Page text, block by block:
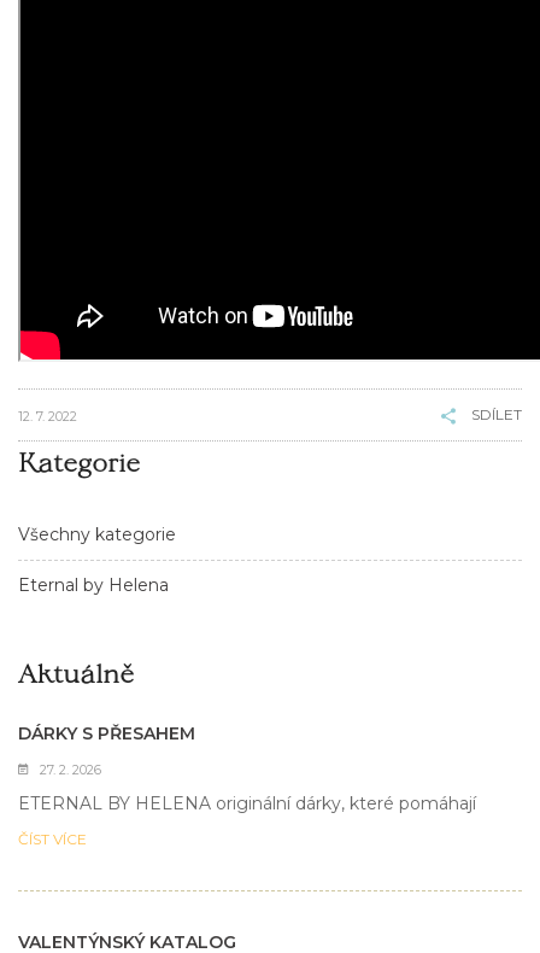
Kategorie
Všechny kategorie
Eternal by Helena
Aktuálně
DÁRKY S PŘESAHEM
27. 2. 2026
ETERNAL BY HELENA originální dárky, které pomáhají
ČÍST VÍCE
VALENTÝNSKÝ KATALOG
12. 7. 2022 SDÍLET